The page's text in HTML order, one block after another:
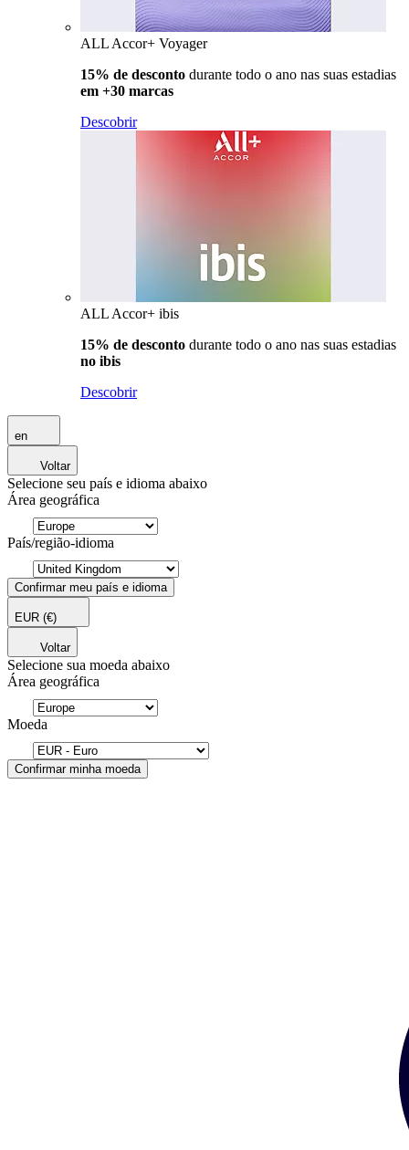
ALL Accor+ Voyager
15% de desconto durante todo o ano nas suas estadias
em +30 marcas
Descobrir
ALL Accor+ ibis
15% de desconto durante todo o ano nas suas estadias
no ibis
Descobrir
en
Voltar
Selecione seu país e idioma abaixo
Área geográfica
País/região-idioma
Confirmar meu país e idioma
EUR (€)
Voltar
Selecione sua moeda abaixo
Área geográfica
Moeda
Confirmar minha moeda